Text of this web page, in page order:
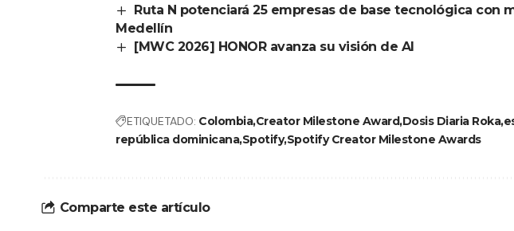
Ruta N potenciará 25 empresas de base tecnológica con
Medellín
[MWC 2026] HONOR avanza su visión de AI
ETIQUETADO: ColombiaCreator Milestone AwardDosis Diaria Roka
república dominicanaSpotifySpotify Creator Milestone Awards
Comparte este artículo